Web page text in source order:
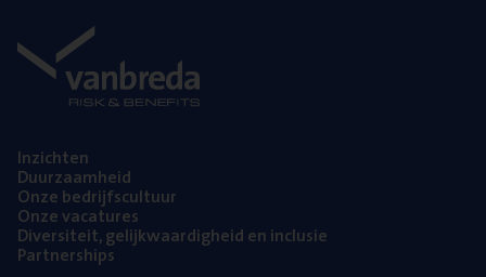
Inzich­ten
Duur­zaam­heid
Onze bedrijfs­cul­tuur
Onze vaca­tu­res
Diver­si­teit, gelijk­waar­dig­heid en inclusie
Part­ner­ships